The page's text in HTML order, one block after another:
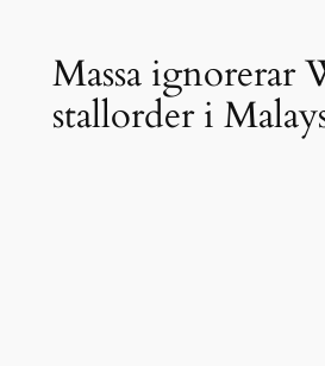
Massa ignorerar
stallorder i